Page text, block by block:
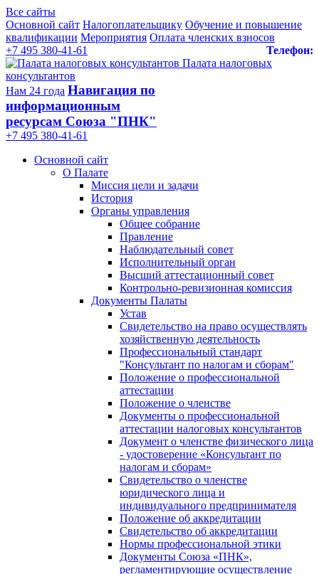
Все сайты
Основной сайт Налогоплательщику Обучение и повышение
квалификации Мероприятия Оплата членских взносов
Телефон:
+7 495 380-41-61
Палата налоговых
консультантов
Нам 24 года Навигация по
информационным
ресурсам Союза "ПНК"
+7 495 380‑41‑61
Основной сайт
О Палате
Миссия цели и задачи
История
Органы управления
Общее собрание
Правление
Наблюдательный совет
Исполнительный орган
Высший аттестационный совет
Контрольно-ревизионная комиссия
Документы Палаты
Устав
Свидетельство на право осуществлять
хозяйственную деятельность
Профессиональный стандарт
"Консультант по налогам и сборам"
Положение о профессиональной
аттестации
Положение о членстве
Документы о профессиональной
аттестации налоговых консультантов
Документ о членстве физического лица
- удостоверение «Консультант по
налогам и сборам»
Свидетельство о членстве
юридического лица и
индивидуального предпринимателя
Положение об аккредитации
Свидетельство об аккредитации
Нормы профессиональной этики
Документы Союза «ПНК»,
регламентирующие осуществление